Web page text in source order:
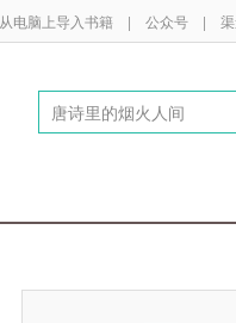
从电脑上导入书籍 | 公众号 |